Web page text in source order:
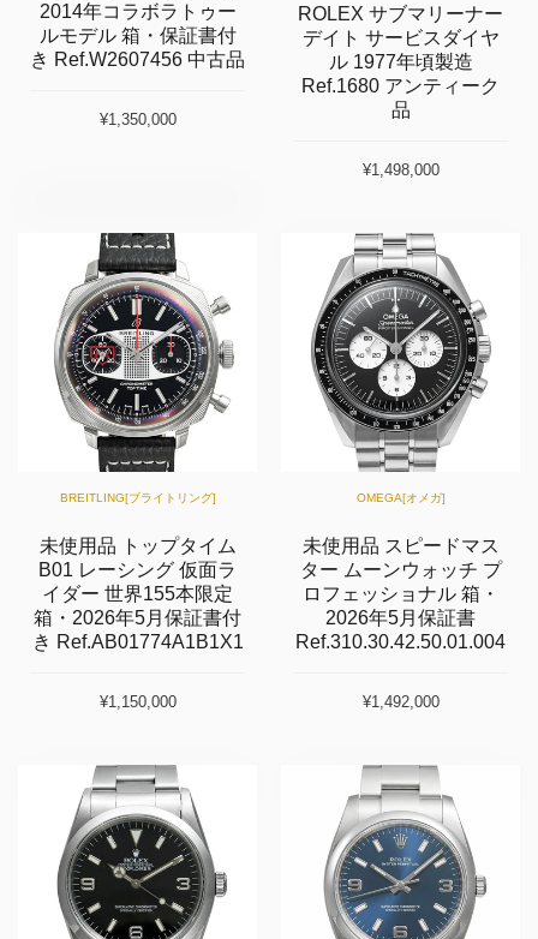
2014年コラボラトゥー
ルモデル 箱・保証書付
き Ref.W2607456 中古品
¥1,350,000
ROLEX サブマリーナー
デイト サービスダイヤ
ル 1977年頃製造
Ref.1680 アンティーク
品
¥1,498,000
BREITLING[ブライトリング]
未使用品 トップタイム
B01 レーシング 仮面ラ
イダー 世界155本限定
箱・2026年5月保証書付
き Ref.AB01774A1B1X1
¥1,150,000
OMEGA[オメガ]
未使用品 スピードマス
ター ムーンウォッチ プ
ロフェッショナ ル 箱・
2026年5月保証書
Ref.310.30.42.50.01.004
¥1,492,000